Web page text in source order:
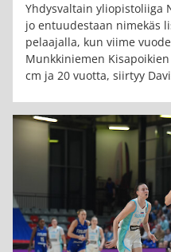
Yhdysvaltain yliopistoliiga
jo entuudestaan nimekäs
pelaajalla, kun viime
Munkkiniemen
cm ja 20 vuotta, siirtyy